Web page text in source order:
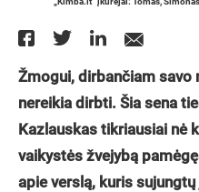
Žmogui, dirbančiam savo
nereikia dirbti. Šia sena
Kazlauskas tikriausiai nė
vaikystės žvejybą
apie verslą, kuris